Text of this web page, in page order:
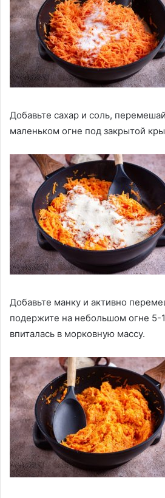
Добавьте сахар и соль,
маленьком огне под закрытой
Добавьте манку и активно
подержите на небольшом огне 5-
впиталась в морковную массу.